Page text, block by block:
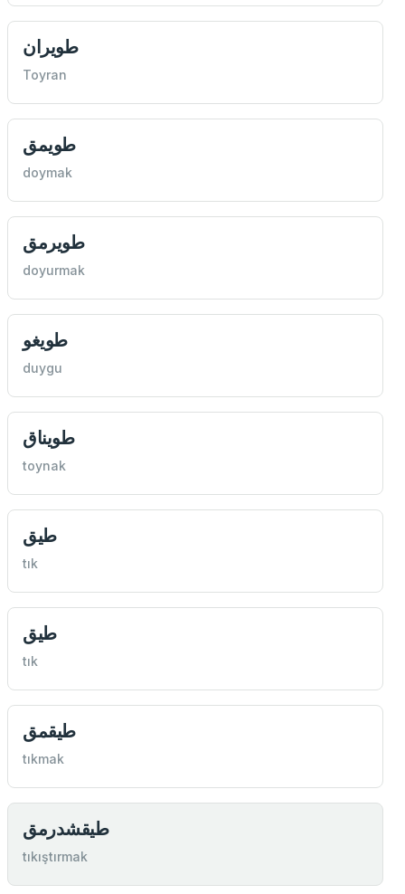
طويران
Toyran
طويمق
doymak
طويرمق
doyurmak
طويغو
duygu
طويناق
toynak
طيق
tık
طيق
tık
طيقمق
tıkmak
طيقشدرمق
tıkıştırmak